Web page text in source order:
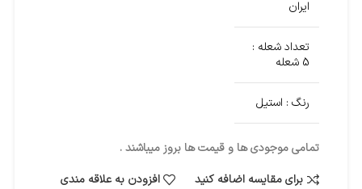
ایران
تعداد شعله :
5 شعله
رنگ : استیل
تمامی موجودی ها و قیمت ها بروز میباشند .
برای مقایسه اضافه کنید
افزودن به علاقه مندی